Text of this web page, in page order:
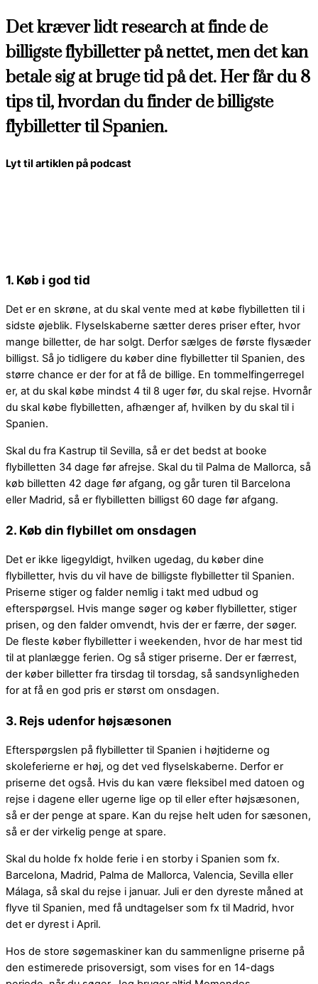
Det kræver lidt research at finde de
billigste flybilletter på nettet, men det kan
betale sig at bruge tid på det. Her får du 8
tips til, hvordan du finder de billigste
flybilletter til Spanien.
Lyt til artiklen på podcast
1. Køb i god tid
Det er en skrøne, at du skal vente med at købe flybilletten til i
sidste øjeblik. Flyselskaberne sætter deres priser efter, hvor
mange billetter, de har solgt. Derfor sælges de første flysæder
billigst. Så jo tidligere du køber dine flybilletter til Spanien, des
større chance er der for at få de billige. En tommelfingerregel
er, at du skal købe mindst 4 til 8 uger før, du skal rejse. Hvornår
du skal købe flybilletten, afhænger af, hvilken by du skal til i
Spanien.
Skal du fra Kastrup til Sevilla, så er det bedst at booke
flybilletten 34 dage før afrejse. Skal du til Palma de Mallorca, så
køb billetten 42 dage før afgang, og går turen til Barcelona
eller Madrid, så er flybilletten billigst 60 dage før afgang.
2. Køb din flybillet om onsdagen
Det er ikke ligegyldigt, hvilken ugedag, du køber dine
flybilletter, hvis du vil have de billigste flybilletter til Spanien.
Priserne stiger og falder nemlig i takt med udbud og
efterspørgsel. Hvis mange søger og køber flybilletter, stiger
prisen, og den falder omvendt, hvis der er færre, der søger.
De fleste køber flybilletter i weekenden, hvor de har mest tid
til at planlægge ferien. Og så stiger priserne. Der er færrest,
der køber billetter fra tirsdag til torsdag, så sandsynligheden
for at få en god pris er størst om onsdagen.
3. Rejs udenfor højsæsonen
Efterspørgslen på flybilletter til Spanien i højtiderne og
skoleferierne er høj, og det ved flyselskaberne. Derfor er
priserne det også. Hvis du kan være fleksibel med datoen og
rejse i dagene eller ugerne lige op til eller efter højsæsonen,
så er der penge at spare. Kan du rejse helt uden for sæsonen,
så er der virkelig penge at spare.
Skal du holde fx holde ferie i en storby i Spanien som fx.
Barcelona, Madrid, Palma de Mallorca, Valencia, Sevilla eller
Málaga, så skal du rejse i januar. Juli er den dyreste måned at
flyve til Spanien, med få undtagelser som fx til Madrid, hvor
det er dyrest i April.
Hos de store søgemaskiner kan du sammenligne priserne på
den estimerede prisoversigt, som vises for en 14-dags